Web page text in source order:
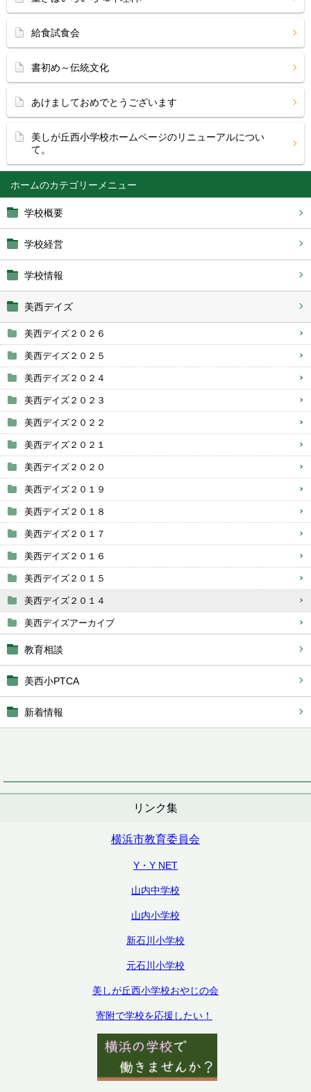
ホーム
学校概要
学校経営
学校情報
美西デイズ
美西デイズ２０２６
美西デイズ２０２５
美西デイズ２０２４
美西デイズ２０２３
美西デイズ２０２２
美西デイズ２０２１
美西デイズ２０２０
美西デイズ２０１９
美西デイズ２０１８
美西デイズ２０１７
美西デイズ２０１６
美西デイズ２０１５
美西デイズ２０１４
美西デイズアーカイブ
教育相談
美西小PTCA
新着情報
リンク集
横浜市教育委員会
Y・Y NET
山内中学校
山内小学校
新石川小学校
元石川小学校
美しが丘西小学校おやじの会
寄附で学校を応援したい！
給食試食会
書初め～伝統文化
あけましておめでとうございます
美しが丘西小学校ホームページのリニューアルについ
て。